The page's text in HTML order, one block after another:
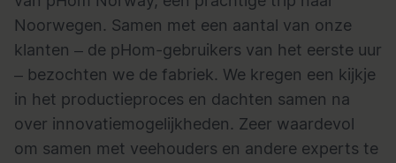
Noorwegen. Samen met een aantal van onze
klanten – de pHom-gebruikers van het eerste uur
– bezochten we de fabriek. We kregen een kijkje
in het productieproces en dachten samen na
over innovatiemogelijkheden. Zeer waardevol
om samen met veehouders en andere experts te